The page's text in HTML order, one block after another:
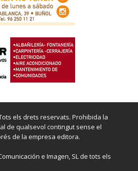
els drets reservats. Prohibida la
de qualsevol contingut sense el
de la empresa editora.
e Imagen, SL de tots els